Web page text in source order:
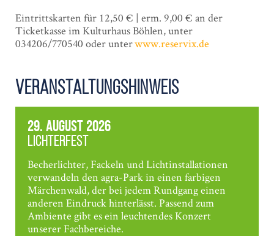
Eintrittskarten für 12,50 € | erm. 9,00 € an der
Ticketkasse im Kulturhaus Böhlen, unter
034206/770540 oder unterwww.reservix.de
Veranstaltungshinweis
29. August 2026
Lichterfest
Becherlichter, Fackeln und Lichtinstallationen
verwandeln den agra-Park in einen farbigen
Märchenwald, der bei jedem Rundgang einen
anderen Eindruck hinterlässt. Passend zum
Ambiente gibt es ein leuchtendes Konzert
unserer Fachbereiche.